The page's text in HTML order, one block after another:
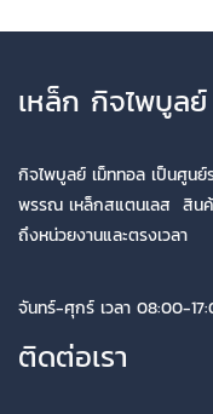
เหล็ก กิจไพบูล
กิจไพบูลย์ เม็ททอล เป็นศูนย์
พรรณ เหล็กสแตนเลส สิน
ถึงหน่วยงานและตรงเวลา
จันทร์-ศุกร์ เวลา 08:00-
ติดต่อเรา